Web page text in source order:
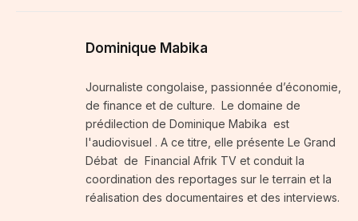
Dominique Mabika
Journaliste congolaise, passionnée d’économie,
de finance et de culture. Le domaine de
prédilection de Dominique Mabika est
l'audiovisuel . A ce titre, elle présente Le Grand
Débat de Financial Afrik TV et conduit la
coordination des reportages sur le terrain et la
réalisation des documentaires et des interviews.